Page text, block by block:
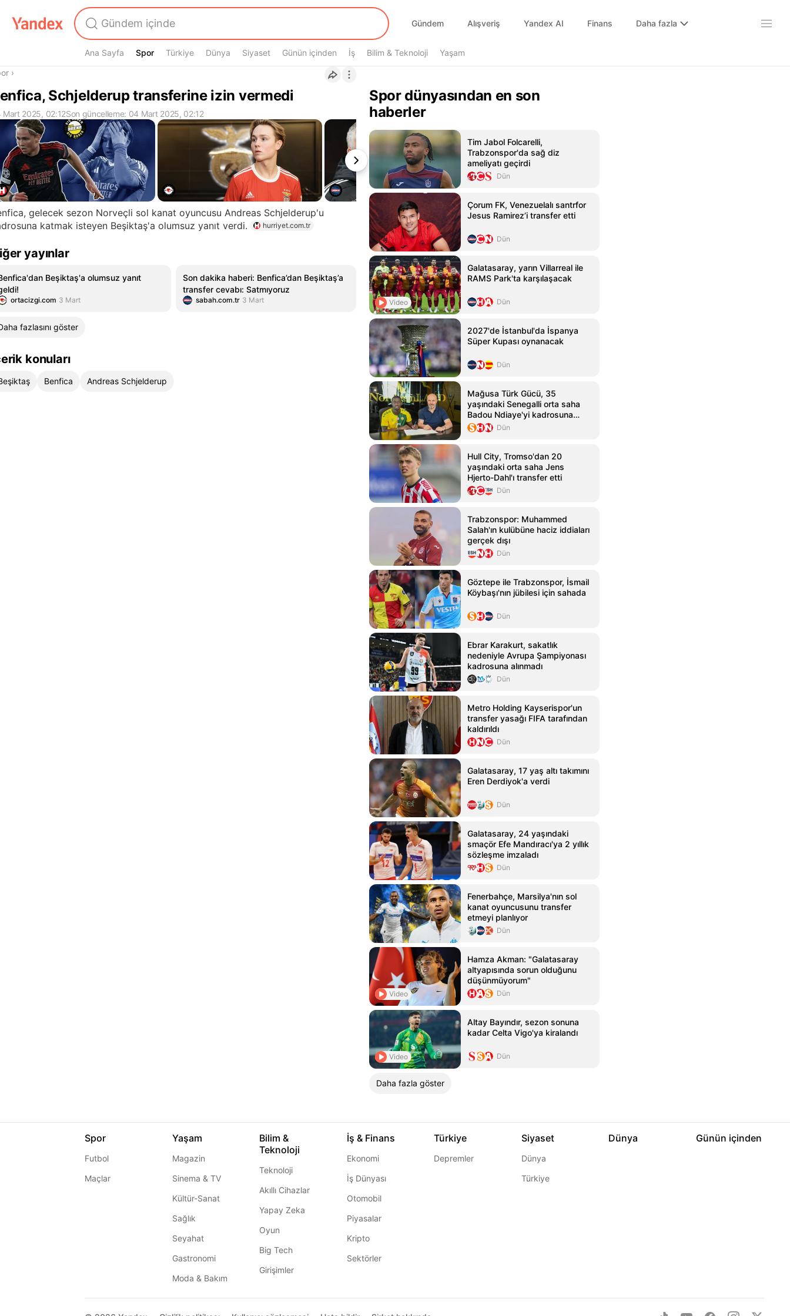
Gündem Alışveriş Yandex AI Finans Daha fazla
Ana Sayfa Spor
Spor Türkiye Dünya Siyaset Günün içinden İş Bilim & Teknoloji Yaşam
›
Schjelderup transferine izin vermedi
Mart 2025, 02:12Son güncelleme: 04 Mart 2025, 02:12
gelecek sezon Norveçli sol kanat oyuncusu Andreas Schjelderup'u
katmak isteyen Beşiktaş'a olumsuz yanıt verdi.
hurriyet.com.tr
yayınlar
Beşiktaş'a olumsuz yanıt
ortacizgi.com 3 Mart
Son dakika haberi: Benfica’dan Beşiktaş’a
transfer cevabı: Satmıyoruz
sabah.com.tr 3 Mart
fazlasını göster
konuları
Benfica Andreas Schjelderup
Spor dünyasından en son
haberler
Tim Jabol Folcarelli,
Trabzonspor'da sağ diz
ameliyatı geçirdi
Dün
Çorum FK, Venezuelalı santrfor
Jesus Ramirez’i transfer etti
Dün
Video
Galatasaray, yarın Villarreal ile
RAMS Park'ta karşılaşacak
Dün
2027'de İstanbul'da İspanya
Süper Kupası oynanacak
Dün
Mağusa Türk Gücü, 35
yaşındaki Senegalli orta saha
Badou Ndiaye'yi kadrosuna
kattı
Dün
Hull City, Tromso'dan 20
yaşındaki orta saha Jens
Hjerto-Dahl'ı transfer etti
Dün
Trabzonspor: Muhammed
Salah'ın kulübüne haciz iddiaları
gerçek dışı
Dün
Göztepe ile Trabzonspor, İsmail
Köybaşı'nın jübilesi için sahada
Dün
Ebrar Karakurt, sakatlık
nedeniyle Avrupa Şampiyonası
kadrosuna alınmadı
Dün
Metro Holding Kayserispor'un
transfer yasağı FIFA tarafından
kaldırıldı
Dün
Galatasaray, 17 yaş altı takımını
Eren Derdiyok'a verdi
Dün
Galatasaray, 24 yaşındaki
smaçör Efe Mandıracı'ya 2 yıllık
sözleşme imzaladı
Dün
Fenerbahçe, Marsilya'nın sol
kanat oyuncusunu transfer
etmeyi planlıyor
Dün
Video
Hamza Akman: "Galatasaray
altyapısında sorun olduğunu
düşünmüyorum"
Dün
Video
Altay Bayındır, sezon sonuna
kadar Celta Vigo'ya kiralandı
Dün
Daha fazla göster
Spor
Futbol
Maçlar
Yaşam
Magazin
Sinema & TV
Kültür-Sanat
Sağlık
Seyahat
Gastronomi
Moda & Bakım
Bilim &
Teknoloji
Teknoloji
Akıllı Cihazlar
Yapay Zeka
Oyun
Big Tech
Girişimler
İş & Finans
Ekonomi
İş Dünyası
Otomobil
Piyasalar
Kripto
Sektörler
Türkiye
Depremler
Siyaset
Dünya
Türkiye
Dünya Günün içinden